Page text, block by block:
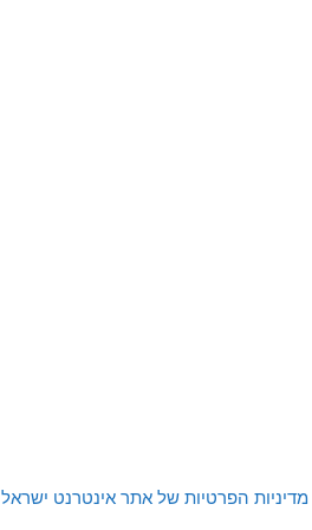
מדיניות הפרטיות של אתר אינטרנט ישראל